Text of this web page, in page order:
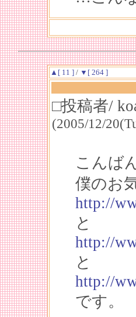
▲[ 11 ]/ ▼[ 264 ]
□投稿者/
(2005/12/
こんば
僕のお
http://
と
http://
と
http://
です。